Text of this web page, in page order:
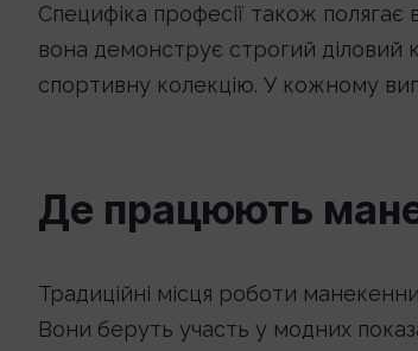
Специфіка професії також
вона демонструє строгий діловий
спортивну колекцію. У кожному
Де працюють
Традиційні місця роботи
Вони беруть участь у модних